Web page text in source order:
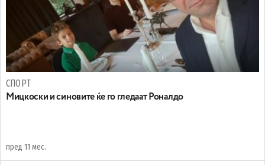
СПОРТ
Мицкоски и синовите ќе го гледаат Роналдо
пред 11 мес.